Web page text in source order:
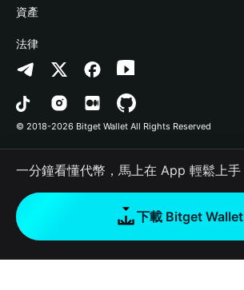
幫助中心
‌聯繫我們
品牌資源
工作機會
Crypto Swap API
Altcoin Season Index
Prediction Markets
DApp
RWA
如何購買加密貨幣
Bitget Wallet Pay
合作上架
安全防護技術
快捷買幣
授權檢測
合約檢測
批次轉帳
資產
Arbitrum
Avalanche
Bitcoin
Polygon
法律
隱私協議
用戶使用協議
© 2018-2026 Bitget Wallet All Rights Reserved
一分鐘看懂代幣，馬上在 App 輕鬆上手
下載 Bitget Wallet